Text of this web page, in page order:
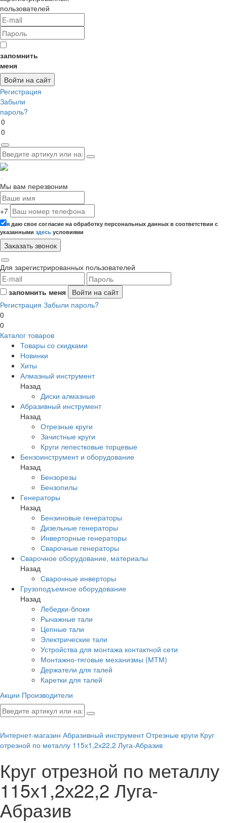
пользователей
запомнить
меня
Регистрация
Забыли
пароль?
0
0
Мы вам перезвоним
+7
я даю свое согласие на обработку персональных данных в соответствии с
указанными здесь условиями
Для зарегистрированных пользователей
запомнить меня
Регистрация Забыли пароль?
0
0
Каталог товаров
Товары со скидками
Новинки
Хиты
Алмазный инструмент
Назад
Диски алмазные
Абразивный инструмент
Назад
Отрезные круги
Зачистные круги
Круги лепестковые торцевые
Бензоинструмент и оборудование
Назад
Бензорезы
Бензопилы
Генераторы
Назад
Бензиновые генераторы
Дизельные генераторы
Инверторные генераторы
Сварочные генераторы
Сварочное оборудование, материалы
Назад
Сварочные инверторы
Грузоподъемное оборудование
Назад
Лебедки-блоки
Рычажные тали
Цепные тали
Электрические тали
Устройства для монтажа контактной сети
Монтажно-тяговые механизмы (МТМ)
Держатели для талей
Каретки для талей
Акции Производители
Интернет-магазин Абразивный инструмент Отрезные круги Круг
отрезной по металлу 115х1,2х22,2 Луга-Абразив
Круг отрезной по металлу
115х1,2х22,2 Луга-
Абразив